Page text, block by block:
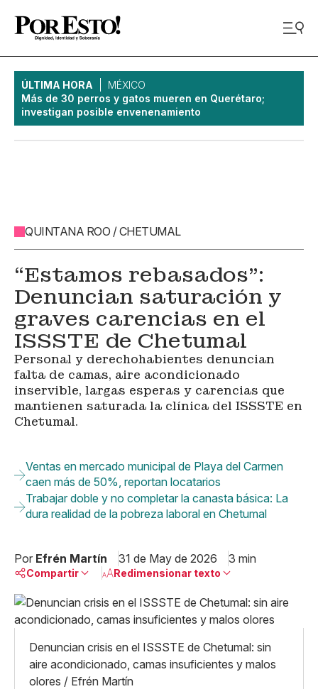
ÚLTIMA HORA
MÉXICO
Más de 30 perros y gatos mueren en Querétaro;
investigan posible envenenamiento
QUINTANA ROO / CHETUMAL
“Estamos rebasados":
Denuncian saturación y
graves carencias en el
ISSSTE de Chetumal
Personal y derechohabientes denuncian
falta de camas, aire acondicionado
inservible, largas esperas y carencias que
mantienen saturada la clínica del ISSSTE en
Chetumal.
Ventas en mercado municipal de Playa del Carmen
caen más de 50%, reportan locatarios
Trabajar doble y no completar la canasta básica: La
dura realidad de la pobreza laboral en Chetumal
Por Efrén Martín 31 de May de 2026 3 min
Compartir
Linkedin
X
Whatsapp
Copiar enlace
Redimensionar texto
Pequeño
Mediano
Grande
Denuncian crisis en el ISSSTE de Chetumal: sin
aire acondicionado, camas insuficientes y malos
olores / Efrén Martín